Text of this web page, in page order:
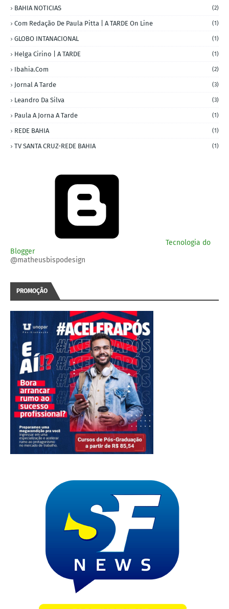
BAHIA NOTICIAS (2)
Com Redação De Paula Pitta | A TARDE On Line (1)
GLOBO INTANACIONAL (1)
Helga Cirino | A TARDE (1)
Ibahia.com (2)
Jornal A Tarde (3)
Leandro Da Silva (3)
Paula A Jorna A Tarde (1)
REDE BAHIA (1)
TV SANTA CRUZ-REDE BAHIA (1)
Tecnologia do
Blogger
@matheusbispodesign
PROMOÇÃO